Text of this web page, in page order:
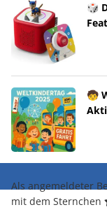
🎲
🧒
Als angemeldeter
mit dem Sternchen